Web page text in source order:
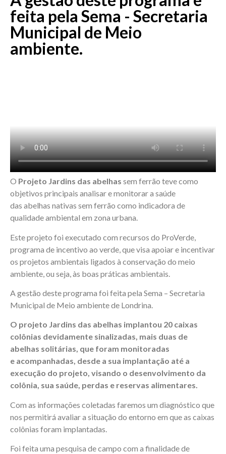
feita pela Sema - Secretaria
Municipal de Meio
ambiente.
O Projeto Jardins das abelhas sem ferrão teve como
objetivos principais analisar e monitorar a saúde
das abelhas nativas sem ferrão como indicadora de
qualidade ambiental em zona urbana.
Este projeto foi executado com recursos do ProVerde,
programa de incentivo ao verde, que visa apoiar e incentivar
os projetos ambientais ligados à conservação do meio
ambiente, ou seja, às boas práticas ambientais.
A gestão deste programa foi feita pela Sema – Secretaria
Municipal de Meio ambiente de Londrina.
O projeto Jardins das abelhas implantou 20 caixas
colônias devidamente sinalizadas, mais duas de
abelhas solitárias, que foram monitoradas
e acompanhadas, desde a sua implantação até a
execução do projeto, visando o desenvolvimento da
colônia, sua saúde, perdas e reservas alimentares.
Com as informações coletadas faremos um diagnóstico que
nos permitirá avaliar a situação do entorno em que as caixas
colônias foram implantadas.
Foi feita uma pesquisa de campo com a finalidade de